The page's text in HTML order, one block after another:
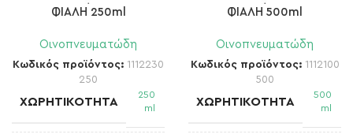
ΦΙΑΛΗ 250ml
Οινοπνευματώδη
Κωδικός προϊόντος: 1112230
250
ΧΩΡΗΤΙΚΌΤΗΤΑ
250
ml
ΦΙΑΛΗ 500ml
Οινοπνευματώδη
Κωδικός προϊόντος: 1112100
500
ΧΩΡΗΤΙΚΌΤΗΤΑ
500
ml